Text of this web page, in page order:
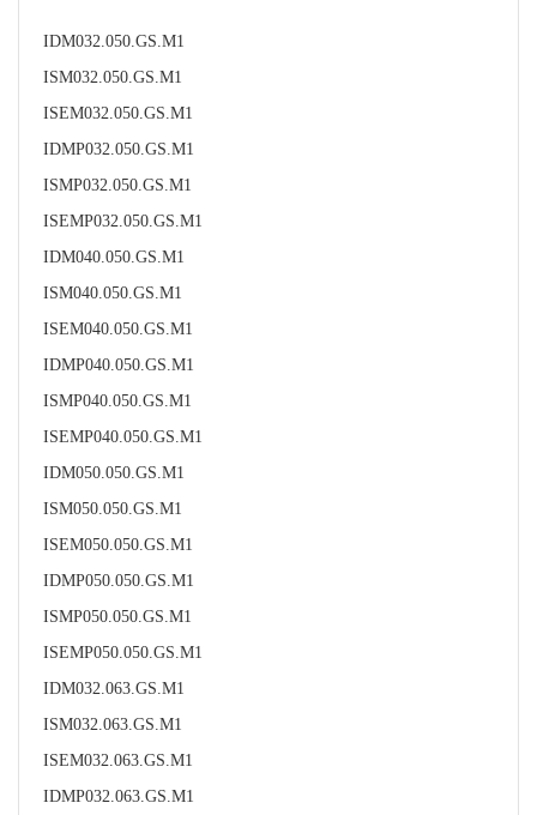
IDM032.050.GS.M1
ISM032.050.GS.M1
ISEM032.050.GS.M1
IDMP032.050.GS.M1
ISMP032.050.GS.M1
ISEMP032.050.GS.M1
IDM040.050.GS.M1
ISM040.050.GS.M1
ISEM040.050.GS.M1
IDMP040.050.GS.M1
ISMP040.050.GS.M1
ISEMP040.050.GS.M1
IDM050.050.GS.M1
ISM050.050.GS.M1
ISEM050.050.GS.M1
IDMP050.050.GS.M1
ISMP050.050.GS.M1
ISEMP050.050.GS.M1
IDM032.063.GS.M1
ISM032.063.GS.M1
ISEM032.063.GS.M1
IDMP032.063.GS.M1